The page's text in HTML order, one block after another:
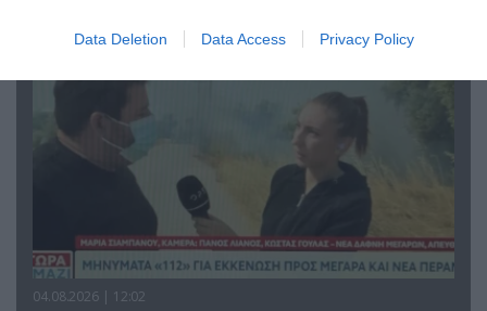
Data Deletion Data Access Privacy Policy
04.08.2026 | 12:02